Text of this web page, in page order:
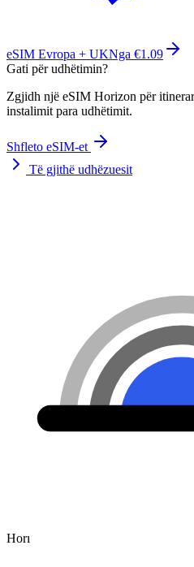
eSIM Evropa + UKNga €1.09
Gati për udhëtimin?
Zgjidh një eSIM Horizon për
instalimit para udhëtimit.
Shfleto eSIM-et
Të gjithë udhëzuesit
Horı